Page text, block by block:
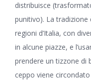
distribuisce
punitivo). La tradizione
regioni d’Italia, con
in alcune piazze, e
prendere un tizzone di
ceppo viene